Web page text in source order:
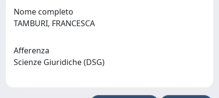
Nome completo
TAMBURI, FRANCESCA
Afferenza
Scienze Giuridiche (DSG)